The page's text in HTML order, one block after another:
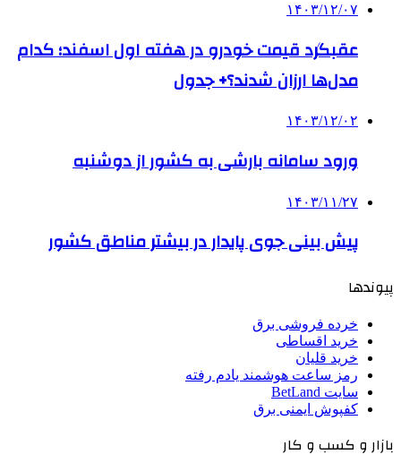
۱۴۰۳/۱۲/۰۷
عقبگرد قیمت خودرو در هفته اول اسفند؛ کدام
مدل‌ها ارزان شدند؟+ جدول
۱۴۰۳/۱۲/۰۲
ورود سامانه بارشی به کشور از دوشنبه
۱۴۰۳/۱۱/۲۷
­پیش بینی جوی پایدار در بیشتر مناطق کشور
پیوندها
خرده فروشی برق
خرید اقساطی
خرید قلیان
رمز ساعت هوشمند یادم رفته
سایت BetLand
کفپوش ایمنی برق
بازار و کسب و کار